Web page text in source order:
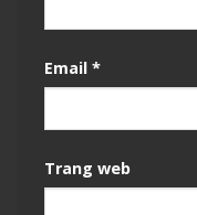
Email *
Trang web